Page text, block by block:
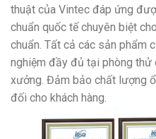
thuật của Vintec đáp ứng
chuẩn quốc tế chuyên biệt
chuẩn. Tất cả các sản phẩm
nghiệm đầy đủ tại phòng
xưởng. Đảm bảo chất lượng
đối cho khách hàng.